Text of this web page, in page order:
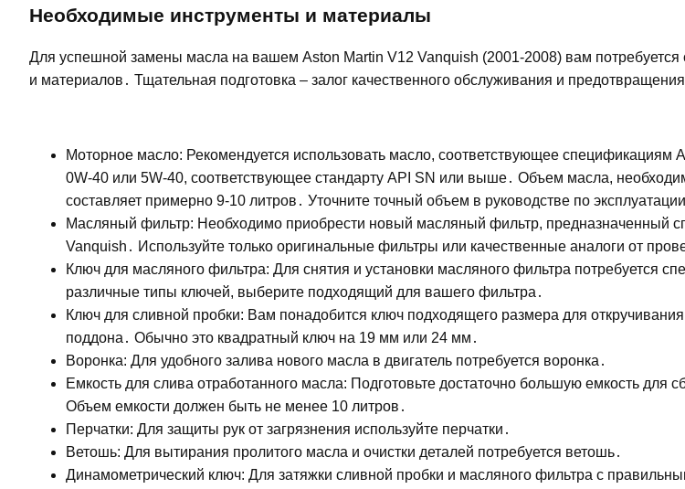
Необходимые инструменты и материалы
Для успешной замены масла на вашем Aston Martin V12 Vanquish (2001-2008) вам
и материалов․ Тщательная подготовка – залог качественного обслуживания и
Моторное масло: Рекомендуется использовать масло, соответствующее спецификациям
0W-40 или 5W-40, соответствующее стандарту API SN или выше․ Объем масла,
составляет примерно 9-10 литров․ Уточните точный объем в руководстве по
Масляный фильтр: Необходимо приобрести новый масляный фильтр, предназначенный
Vanquish․ Используйте только оригинальные фильтры или качественные аналоги от
Ключ для масляного фильтра: Для снятия и установки масляного фильтра потребуется
различные типы ключей, выберите подходящий для вашего фильтра․
Ключ для сливной пробки: Вам понадобится ключ подходящего размера для
поддона․ Обычно это квадратный ключ на 19 мм или 24 мм․
Воронка: Для удобного залива нового масла в двигатель потребуется воронка․
Емкость для слива отработанного масла: Подготовьте достаточно большую емкость для
Объем емкости должен быть не менее 10 литров․
Перчатки: Для защиты рук от загрязнения используйте перчатки․
Ветошь: Для вытирания пролитого масла и очистки деталей потребуется ветошь․
Динамометрический ключ: Для затяжки сливной пробки и масляного фильтра с